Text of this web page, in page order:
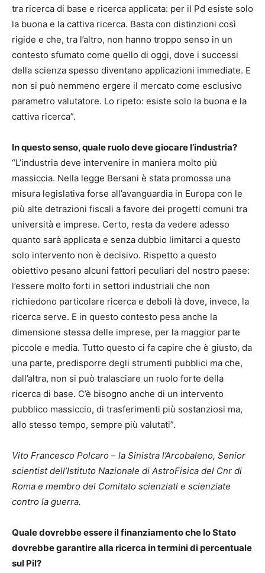
tra ricerca di base e ricerca applicata: per il Pd esiste solo
la buona e la cattiva ricerca. Basta con distinzioni così
rigide e che, tra l’altro, non hanno troppo senso in un
contesto sfumato come quello di oggi, dove i successi
della scienza spesso diventano applicazioni immediate. E
non si può nemmeno ergere il mercato come esclusivo
parametro valutatore. Lo ripeto: esiste solo la buona e la
cattiva ricerca”.
In questo senso, quale ruolo deve giocare l’industria?
“L’industria deve intervenire in maniera molto più
massiccia. Nella legge Bersani è stata promossa una
misura legislativa forse all’avanguardia in Europa con le
più alte detrazioni fiscali a favore dei progetti comuni tra
università e imprese. Certo, resta da vedere adesso
quanto sarà applicata e senza dubbio limitarci a questo
solo intervento non è decisivo. Rispetto a questo
obiettivo pesano alcuni fattori peculiari del nostro paese:
l’essere molto forti in settori industriali che non
richiedono particolare ricerca e deboli là dove, invece, la
ricerca serve. E in questo contesto pesa anche la
dimensione stessa delle imprese, per la maggior parte
piccole e media. Tutto questo ci fa capire che è giusto, da
una parte, predisporre degli strumenti pubblici ma che,
dall’altra, non si può tralasciare un ruolo forte della
ricerca di base. C’è bisogno anche di un intervento
pubblico massiccio, di trasferimenti più sostanziosi ma,
allo stesso tempo, sempre più valutati”.
Vito Francesco Polcaro – la Sinistra l’Arcobaleno, Senior
scientist dell’Istituto Nazionale di AstroFisica del Cnr di
Roma e membro del Comitato scienziati e scienziate
contro la guerra.
Quale dovrebbe essere il finanziamento che lo Stato
dovrebbe garantire alla ricerca in termini di percentuale
sul Pil?